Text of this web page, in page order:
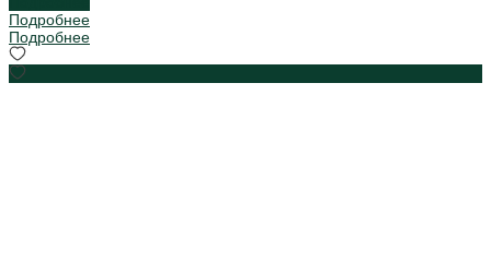
Подробнее
Подробнее